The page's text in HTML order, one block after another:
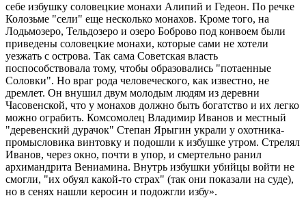
себе избушку соловецкие монахи Алипий и Гедеон. По речке
Колозьме "сели" еще несколько монахов. Кроме того, на
Лодьмозеро, Тельдозеро и озеро Боброво под конвоем были
приведены соловецкие монахи, которые сами не хотели
уезжать с острова. Так сама Советская власть
поспособствовала тому, чтобы образовались "потаенные
Соловки". Но враг рода человеческого, как известно, не
дремлет. Он внушил двум молодым людям из деревни
Часовенской, что у монахов должно быть богатство и их легко
можно ограбить. Комсомолец Владимир Иванов и местный
"деревенский дурачок" Степан Ярыгин украли у охотника-
промысловика винтовку и подошли к избушке утром. Стрелял
Иванов, через окно, почти в упор, и смертельно ранил
архимандрита Вениамина. Внутрь избушки убийцы войти не
смогли, "их обуял какой-то страх" (так они показали на суде),
но в сенях нашли керосин и подожгли избу».